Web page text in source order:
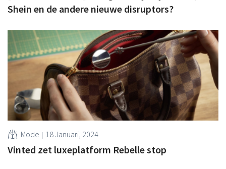
Shein en de andere nieuwe disruptors?
Mode 18 Januari, 2024
Vinted zet luxeplatform Rebelle stop